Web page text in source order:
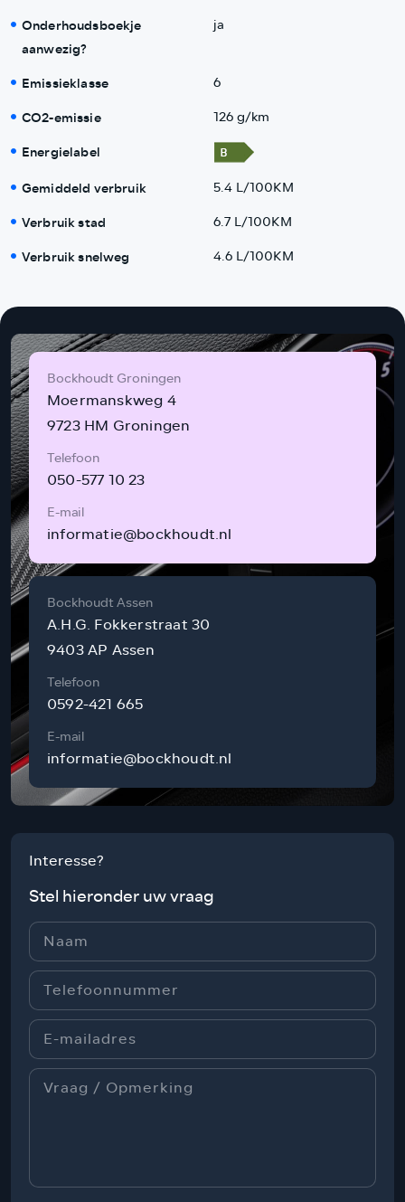
Onderhoudsboekje
aanwezig?
ja
Emissieklasse 6
CO2-emissie 126 g/km
Energielabel
Gemiddeld verbruik
5.4 L/100KM
Verbruik stad 6.7 L/100KM
Verbruik snelweg 4.6 L/100KM
Bockhoudt Groningen
Moermanskweg 4
9723 HM Groningen
Telefoon
050-577 10 23
E-mail
informatie@bockhoudt.nl
Bockhoudt Assen
A.H.G. Fokkerstraat 30
9403 AP Assen
Telefoon
0592-421 665
E-mail
informatie@bockhoudt.nl
Interesse?
Stel hieronder uw vraag